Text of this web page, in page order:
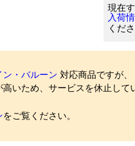
現在
入荷
くださ
ン・バルーン 対応商品ですが、
いため、サービスを休止して
をご覧ください。